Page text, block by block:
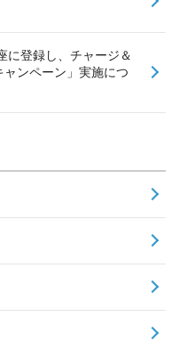
に登録し、チャージ＆
ンペーン」実施につ